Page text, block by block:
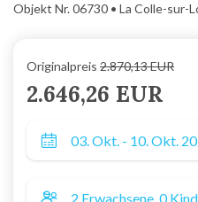
Objekt Nr. 06730 • La Colle-sur-
Originalpreis 2.870,13 EUR
2.646,26 EUR